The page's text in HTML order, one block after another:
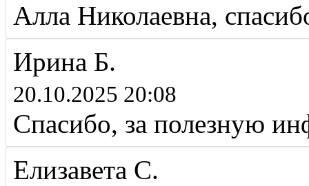
Алла Николаевна,
Ирина Б.
20.10.2025 20:08
Спасибо, за полезную
Елизавета С.